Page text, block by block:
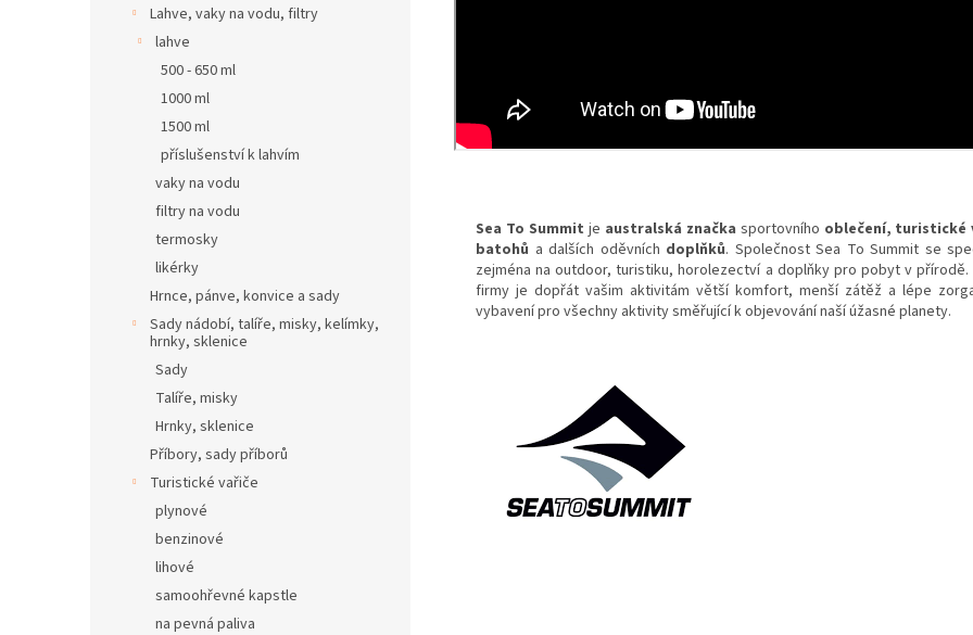
Lahve, vaky na vodu, filtry
lahve
500 - 650 ml
1000 ml
1500 ml
příslušenství k lahvím
vaky na vodu
filtry na vodu
termosky
likérky
Hrnce, pánve, konvice a sady
Sady nádobí, talíře, misky, kelímky,
hrnky, sklenice
Sady
Talíře, misky
Hrnky, sklenice
Příbory, sady příborů
Turistické vařiče
plynové
benzinové
lihové
samoohřevné kapstle
na pevná paliva
Sea To Summit je australská značka sportovního oblečení, turistické
batohů a dalších oděvních doplňků. Společnost Sea To Summit se
zejména na outdoor, turistiku, horolezectví a doplňky pro pobyt v
firmy je dopřát vašim aktivitám větší komfort, menší zátěž a lépe
vybavení pro všechny aktivity směřující k objevování naší úžasné planety.